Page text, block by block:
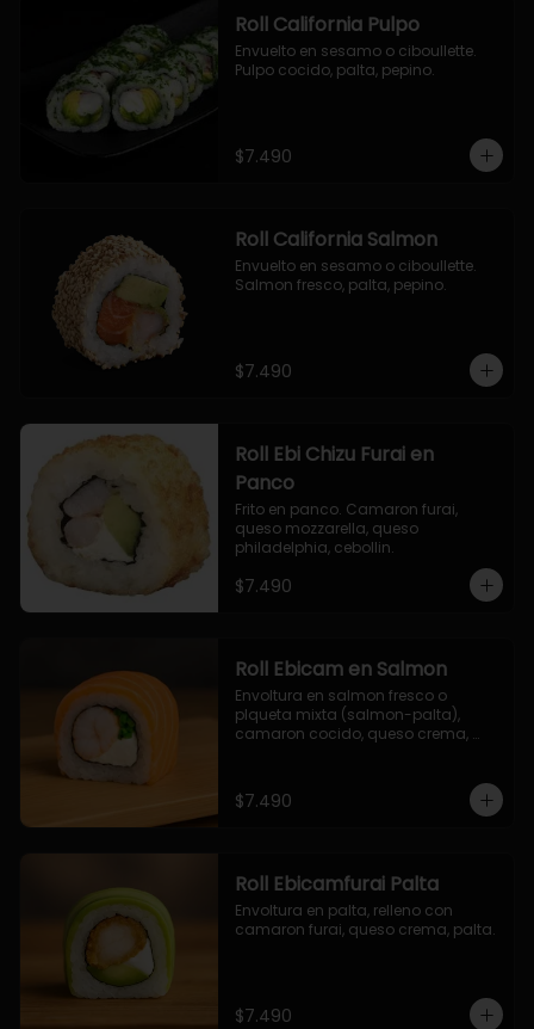
Roll California Pulpo
Envuelto en sesamo o ciboullette.
Pulpo cocido, palta, pepino.
$7.490
Roll California Salmon
Envuelto en sesamo o ciboullette.
Salmon fresco, palta, pepino.
$7.490
Roll Ebi Chizu Furai en
Panco
Frito en panco. Camaron furai,
queso mozzarella, queso
philadelphia, cebollin.
$7.490
Roll Ebicam en Salmon
Envoltura en salmon fresco o
plqueta mixta (salmon-palta),
camaron cocido, queso crema,
$7.490
Roll Ebicamfurai Palta
Envoltura en palta, relleno con
camaron furai, queso crema, palta.
$7.490